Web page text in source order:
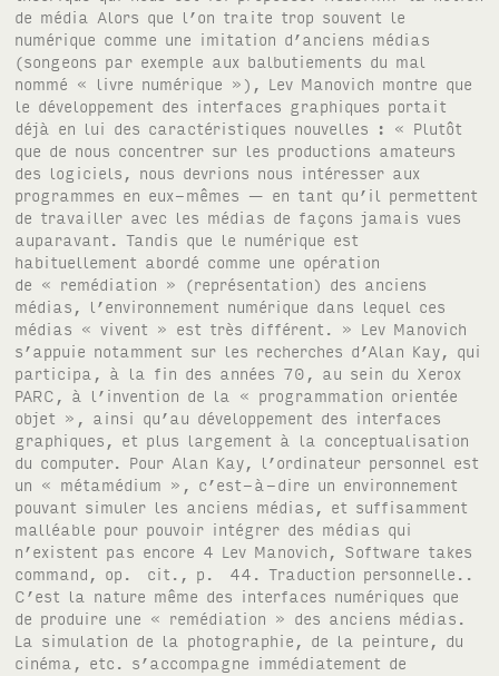
de média Alors que l’on traite trop souvent le
numérique comme une imitation d’anciens médias
(songeons par exemple aux balbutiements du mal
nommé « livre numérique »), Lev Manovich montre que
le développement des interfaces graphiques portait
déjà en lui des caractéristiques nouvelles : « Plutôt
que de nous concentrer sur les productions amateurs
des logiciels, nous devrions nous intéresser aux
programmes en eux-mêmes — en tant qu’il permettent
de travailler avec les médias de façons jamais vues
auparavant. Tandis que le numérique est
habituellement abordé comme une opération
de « remédiation » (représentation) des anciens
médias, l’environnement numérique dans lequel ces
médias « vivent » est très différent. » Lev Manovich
s’appuie notamment sur les recherches d’Alan Kay, qui
participa, à la fin des années 70, au sein du Xerox
PARC, à l’invention de la « programmation orientée
objet », ainsi qu’au développement des interfaces
graphiques, et plus largement à la conceptualisation
du computer. Pour Alan Kay, l’ordinateur personnel est
un « métamédium », c’est-à-dire un environnement
pouvant simuler les anciens médias, et suffisamment
malléable pour pouvoir intégrer des médias qui
n’existent pas encore 4 Lev Manovich, Software takes
command, op. cit., p. 44. Traduction personnelle..
C’est la nature même des interfaces numériques que
de produire une « remédiation » des anciens médias.
La simulation de la photographie, de la peinture, du
cinéma, etc. s’accompagne immédiatement de